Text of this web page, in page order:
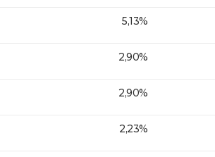
5,13%
2,90%
2,90%
2,23%